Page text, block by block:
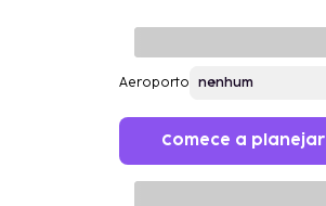
Aeroporto
Comece a planejar